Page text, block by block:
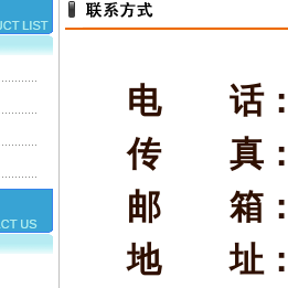
电 话：
传 真：
邮 箱
地 址：中